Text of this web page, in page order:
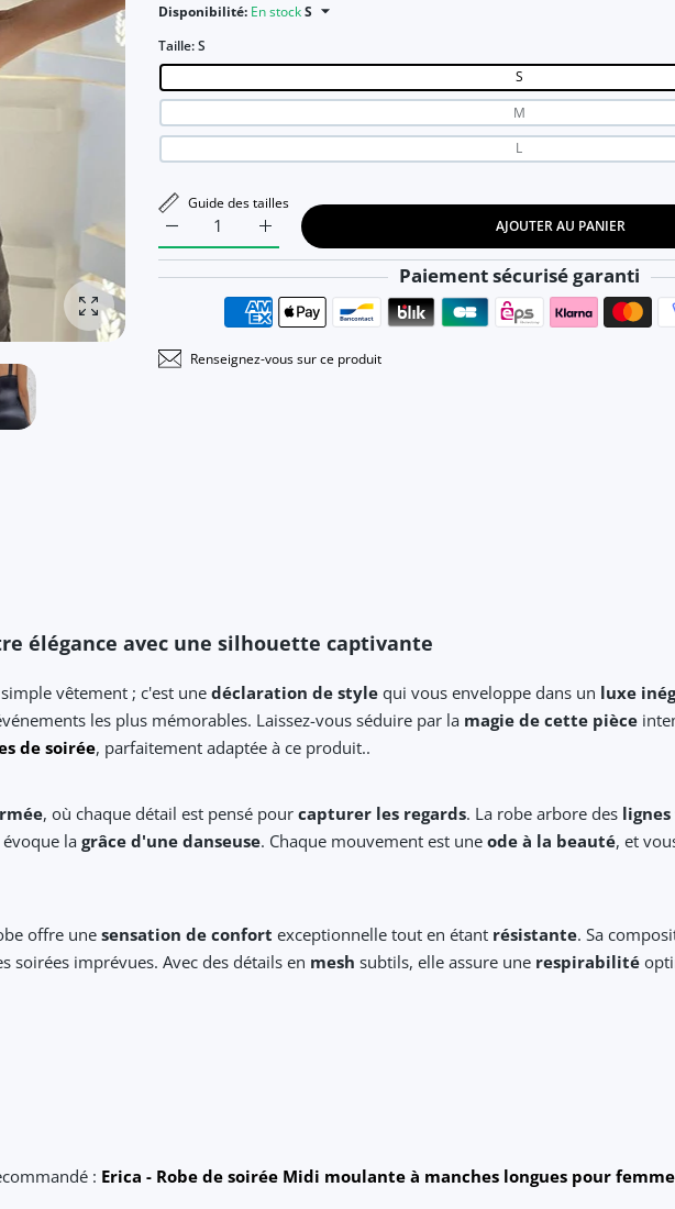
Agrandir la photo
Disponibilité: En stockS
Taille:S
S
M
L
Guide des tailles
Augmenter la quantité de Robe de Soirée Moulante S
Augmenter la quantité de Robe de Soirée Moulante S
AJOUTER AU PANIER
Paiement sécurisé garanti
Moyens de paiement
Renseignez-vous sur ce produit
élégance avec une silhouette captivante
vêtement ; c'est une déclaration de style qui vous enveloppe dans un luxe
les plus mémorables. Laissez-vous séduire par la magie de cette pièce
de soirée, parfaitement adaptée à ce produit..
, où chaque détail est pensé pour capturer les regards. La robe arbore des
la grâce d'une danseuse. Chaque mouvement est une ode à la beauté, et
offre une sensation de confort exceptionnelle tout en étant résistante. Sa
imprévues. Avec des détails en mesh subtils, elle assure une respirabilité
: Erica - Robe de soirée Midi moulante à manches longues pour femme